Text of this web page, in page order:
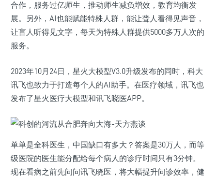
合作，服务过亿师生，推动师生减负增效，教育均衡发
展。另外，AI也能赋能特殊人群，能让聋人看得见声音，
让盲人听得见文字，每天为特殊人群提供5000多万人次的
服务。
2023年10月24日，星火大模型V3.0升级发布的同时，科大
讯飞也致力于打造每个人的AI助手。在医疗领域，讯飞也
发布了星火医疗大模型和讯飞晓医APP。
单单是全科医生，中国缺口有多大？答案是30万人，而等
级医院的医生能分配给每个病人的诊疗时间只有3分钟。
现在看病之前先问问讯飞晓医，将大幅提升问诊效率，健